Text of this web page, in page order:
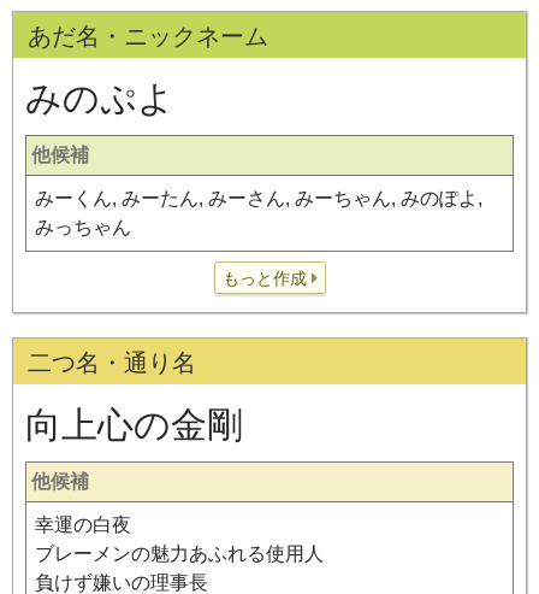
あだ名・ニックネーム
みのぷよ
他候補
みーくん, みーたん, みーさん, みーちゃん, みのぽよ,
みっちゃん
もっと作成
二つ名・通り名
向上心の金剛
他候補
幸運の白夜
ブレーメンの魅力あふれる使用人
負けず嫌いの理事長